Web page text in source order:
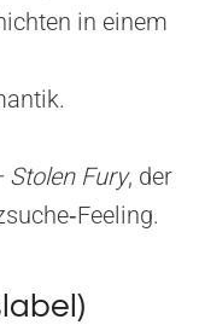
in einem
Stolen Fury, der